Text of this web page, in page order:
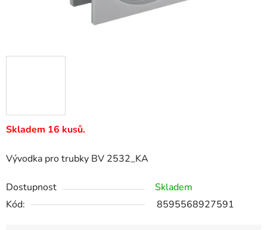
Skladem 16 kusů.
Vývodka pro trubky BV 2532_KA
Dostupnost
Skladem
Kód:
8595568927591